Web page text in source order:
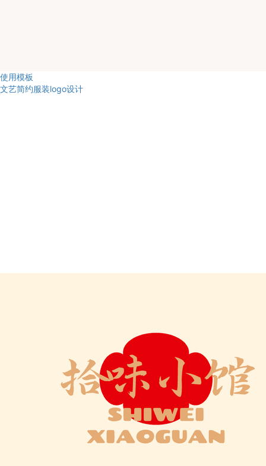
使用模板
文艺简约服装logo设计